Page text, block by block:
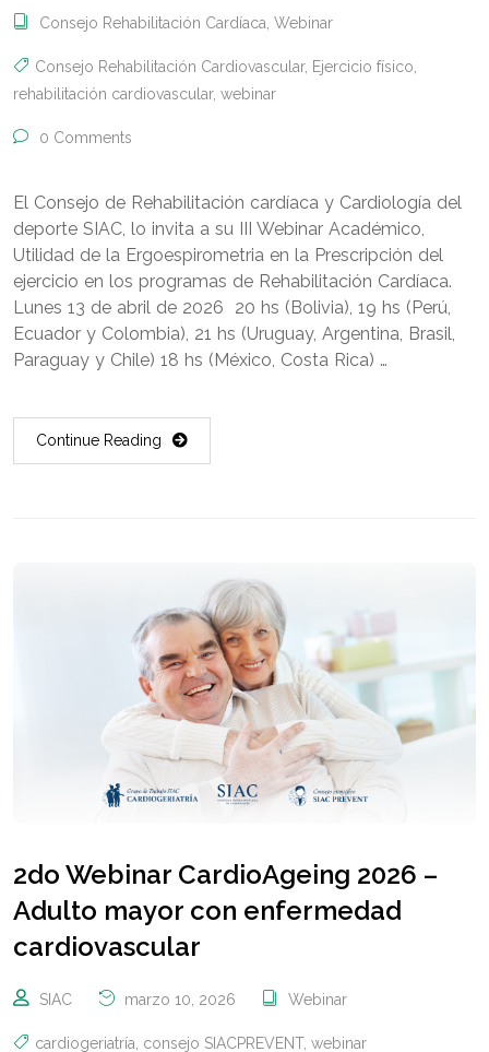
Consejo Rehabilitación Cardíaca Webinar
Consejo Rehabilitación Cardiovascular, Ejercicio físico
rehabilitación cardiovascular, webinar
0 Comments
El Consejo de Rehabilitación cardíaca y Cardiología del
deporte SIAC, lo invita a su III Webinar Académico,
Utilidad de la Ergoespirometria en la Prescripción del
ejercicio en los programas de Rehabilitación Cardíaca.
Lunes 13 de abril de 2026 20 hs (Bolivia), 19 hs (Perú,
Ecuador y Colombia), 21 hs (Uruguay, Argentina, Brasil,
Paraguay y Chile) 18 hs (México, Costa Rica) …
Continue Reading
2do Webinar CardioAgeing 2026 –
Adulto mayor con enfermedad
cardiovascular
SIAC marzo 10, 2026 Webinar
cardiogeriatría consejo SIACPREVENT, webinar